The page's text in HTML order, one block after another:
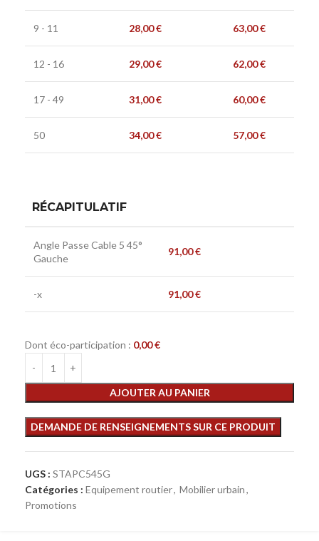
9 - 11 28,00€ 63,00€
12 - 16 29,00€ 62,00€
17 - 49 31,00€ 60,00€
50 34,00€ 57,00€
RÉCAPITULATIF
Angle Passe Cable 5 45°
Gauche
91,00€
-x 91,00€
Dont éco-participation : 0,00€
AJOUTER AU PANIER
UGS : STAPC545G
Catégories : Equipement routier, Mobilier urbain,
Promotions